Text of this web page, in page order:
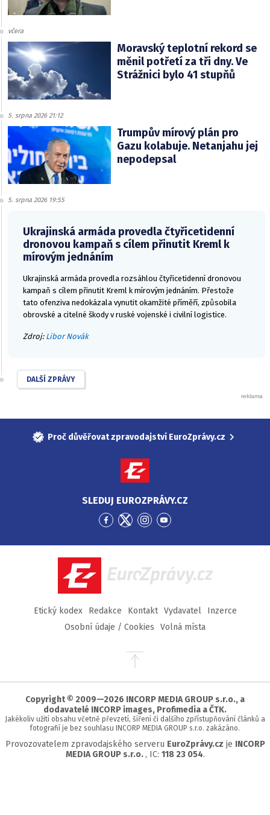
včera
Moravský teplotní rekord se
měnil potřetí za tři dny. Ve
Strážnici bylo 41 stupňů
5. srpna 2026 21:12
Trumpův mírový plán pro
Gazu kolabuje. Netanjahu jej
nepodepsal
5. srpna 2026 19:55
Ukrajinská armáda provedla čtyřicetidenní
dronovou kampaň s cílem přinutit Kreml k
mírovým jednáním
Ukrajinská armáda provedla rozsáhlou čtyřicetidenní dronovou
kampaň s cílem přinutit Kreml k mírovým jednáním. Přestože
tato ofenziva nedokázala vynutit okamžité příměří, způsobila
obrovské a citelné škody v ruské vojenské i civilní logistice.
Zdroj: Libor Novák
DALŠÍ ZPRÁVY
Proč důvěřovat zpravodajství EuroZprávy.cz
SLEDUJ EUROZPRÁVY.CZ
Přejít
Facebook
Přejít
Twitter
Přejít
Instagram
Přejít
YouTube
EuroZprávy.cz
Etický kodex Redakce Kontakt Vydavatel
Inzerce
Osobní údaje / Cookies
Volná místa
Přejít
stránky
Copyright © 2009—2026 INCORP MEDIA GROUP s.r.o., a
dodavatelé INCORP images, Profimedia a ČTK.
Jakékoliv užití obsahu včetně převzetí, šíření či dalšího zpřístupňování článků a
fotografií je bez souhlasu INCORP MEDIA GROUP s.r.o. zakázáno.
Provozovatelem zpravodajského serveru EuroZprávy.cz je INCORP
MEDIA GROUP s.r.o., IC: 118 23 054.